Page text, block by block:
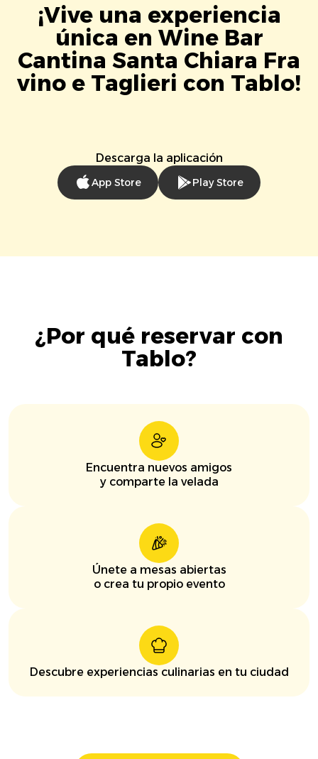
¡Vive una experiencia
única en Wine Bar
Cantina Santa Chiara Fra
vino e Taglieri con Tablo!
Descarga la aplicación
App Store Play Store
¿Por qué reservar con
Tablo?
Encuentra nuevos amigos
y comparte la velada
Únete a mesas abiertas
o crea tu propio evento
Descubre experiencias culinarias en tu ciudad